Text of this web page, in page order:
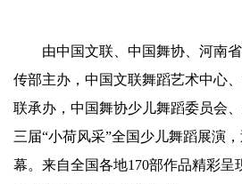
由中国文联、中国舞协、河南
传部主办，中国文联舞蹈艺术中心
联承办，中国舞协少儿舞蹈委员会
三届“小荷风采”全国少儿舞蹈展演
幕。来自全国各地170部作品精彩呈